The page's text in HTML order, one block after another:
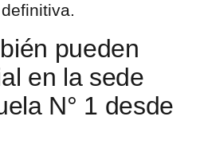
pueden
en la sede
N° 1 desde